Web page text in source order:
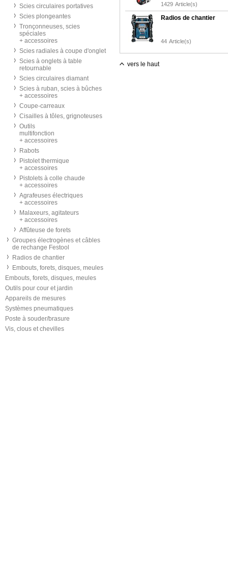
Scies circulaires portatives
Scies plongeantes
Tronçonneuses, scies
spéciales
+ accessoires
Scies radiales à coupe d'onglet
Scies à onglets à table
retournable
Scies circulaires diamant
Scies à ruban, scies à bûches
+ accessoires
Coupe-carreaux
Cisailles à tôles, grignoteuses
Outils
multifonction
+ accessoires
Rabots
Pistolet thermique
+ accessoires
Pistolets à colle chaude
+ accessoires
Agrafeuses électriques
+ accessoires
Malaxeurs, agitateurs
+ accessoires
Affûteuse de forets
Groupes électrogènes et câbles
de rechange Festool
Radios de chantier
Embouts, forets, disques, meules
Embouts, forets, disques, meules
Outils pour cour et jardin
Appareils de mesures
Systèmes pneumatiques
Poste à souder/brasure
Vis, clous et chevilles
1429 Article(s)
Radios de chantier
44 Article(s)
vers le haut